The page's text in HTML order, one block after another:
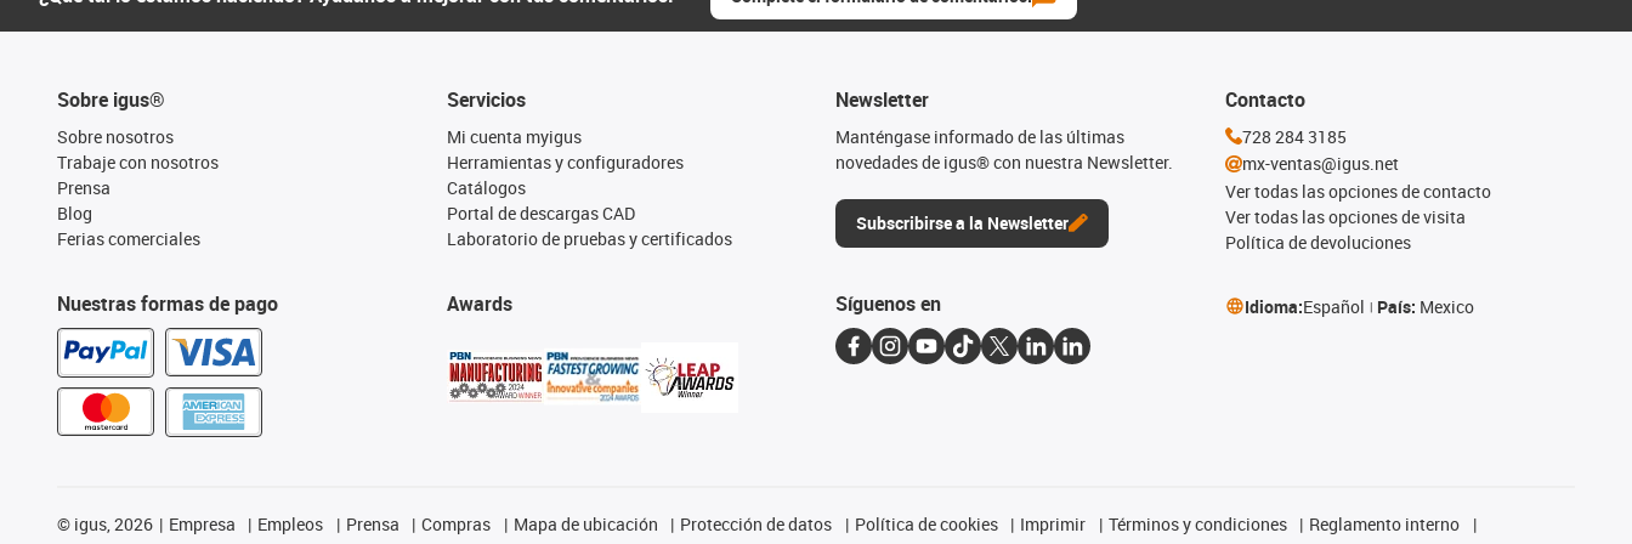
Sobre igus®
Sobre nosotros
Trabaje con nosotros
Prensa
Blog
Ferias comerciales
Nuestras formas de pago
Servicios
Mi cuenta myigus
Herramientas y configuradores
Catálogos
Portal de descargas CAD
Laboratorio de pruebas y certificados
Awards
Newsletter
Manténgase informado de las últimas
novedades de igus® con nuestra Newsletter.
Subscribirse a la Newsletter
Contacto
728 284 3185
mx-ventas@igus.net
Ver todas las opciones de contacto
Ver todas las opciones de visita
Política de devoluciones
Síguenos en Idioma:Español País: Mexico
© igus, 2026 Empresa Empleos Prensa Compras Mapa de ubicación Protección de datos Política de cookies Imprimir Términos y condiciones Reglamento interno